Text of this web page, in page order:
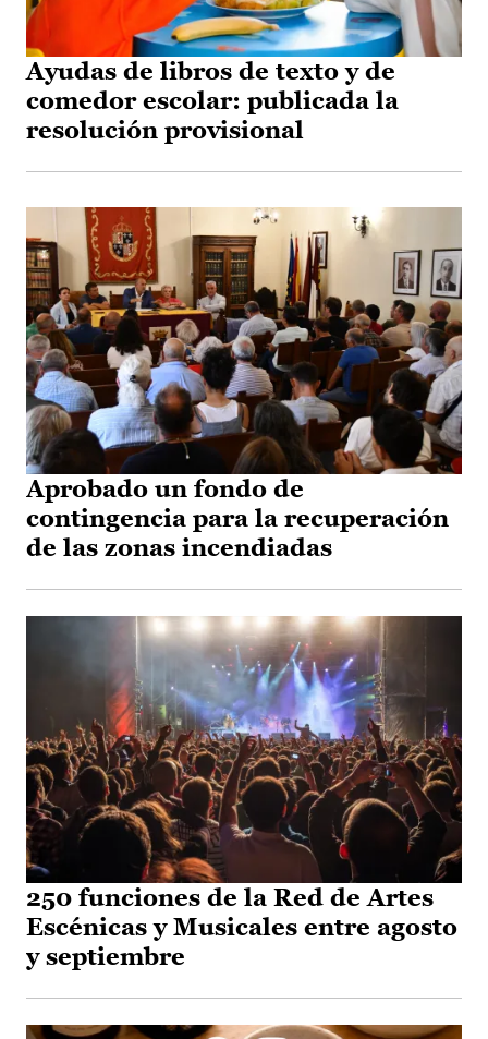
Ayudas de libros de texto y de
comedor escolar: publicada la
resolución provisional
Aprobado un fondo de
contingencia para la recuperación
de las zonas incendiadas
250 funciones de la Red de Artes
Escénicas y Musicales entre agosto
y septiembre